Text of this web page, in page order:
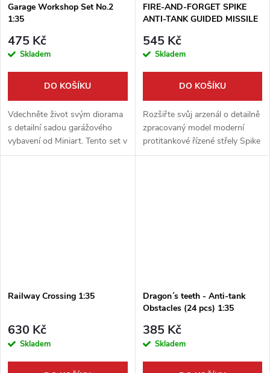
Garage Workshop Set No.2
1:35
475 Kč
Skladem
DO KOŠÍKU
Vdechněte život svým diorama
s detailní sadou garážového
vybavení od Miniart. Tento set v
měřítku 1:35 obsahuje širokou
FIRE-AND-FORGET SPIKE
ANTI-TANK GUIDED MISSILE
545 Kč
Skladem
DO KOŠÍKU
Rozšiřte svůj arzenál o detailně
zpracovaný model moderní
protitankové řízené střely Spike
v měřítku 1:35. Tato špičková
Railway Crossing 1:35
630 Kč
Skladem
Dragon´s teeth - Anti-tank
Obstacles (24 pcs) 1:35
385 Kč
Skladem